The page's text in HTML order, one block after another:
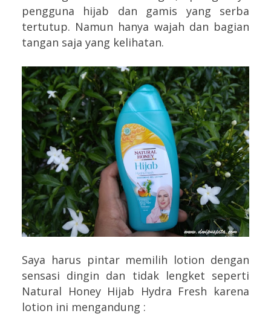
pengguna hijab dan gamis yang serba
tertutup. Namun hanya wajah dan bagian
tangan saja yang kelihatan.
Saya harus pintar memilih lotion dengan
sensasi dingin dan tidak lengket seperti
Natural Honey Hijab Hydra Fresh karena
lotion ini mengandung :